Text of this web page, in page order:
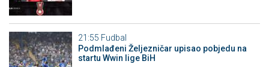
21:55 Fudbal
Podmlađeni Željezničar upisao pobjedu na
startu Wwin lige BiH